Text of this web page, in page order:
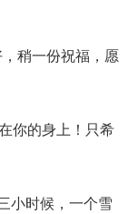
稍一份祝福，愿
你的身上！只希
小时候，一个雪